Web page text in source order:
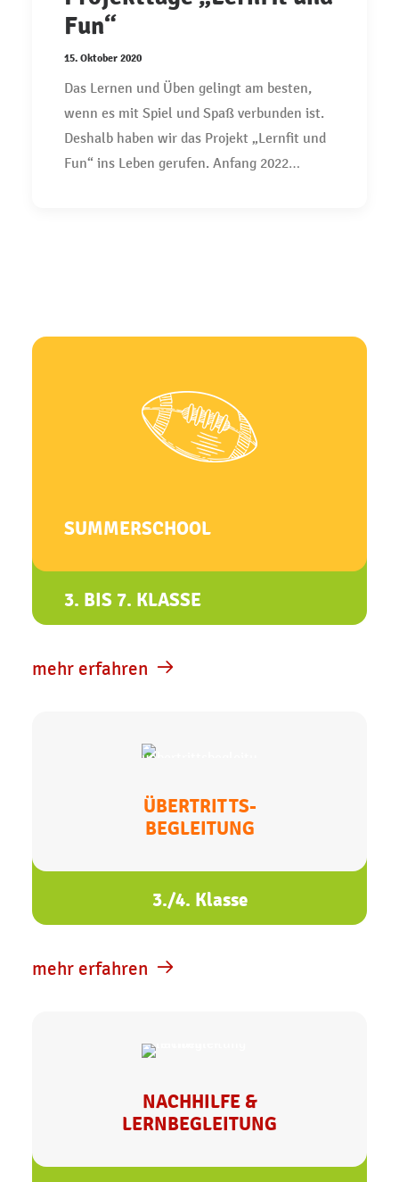
Fun“
15. Oktober 2020
Das Lernen und Üben gelingt am besten,
wenn es mit Spiel und Spaß verbunden ist.
Deshalb haben wir das Projekt „Lernfit und
Fun“ ins Leben gerufen. Anfang 2022…
SUMMERSCHOOL
3. BIS 7. KLASSE
mehr erfahren
ÜBERTRITTS-
BEGLEITUNG
3./4. Klasse
mehr erfahren
NACHHILFE &
LERNBEGLEITUNG